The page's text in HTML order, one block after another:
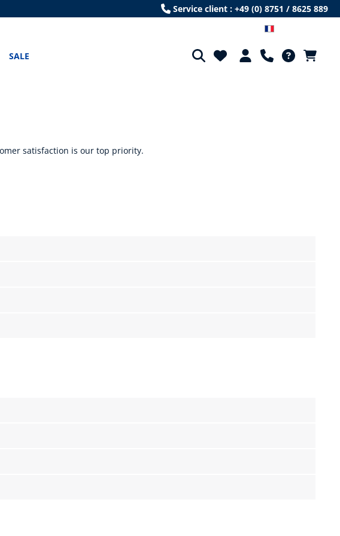
Service client : +49 (0) 8751 / 8625 889
SALE
satisfaction is our top priority.